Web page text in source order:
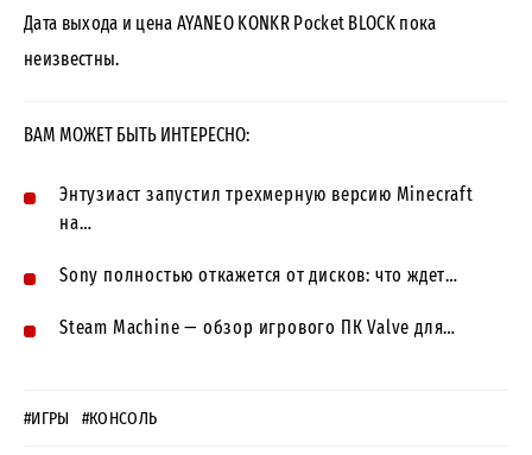
Дата выхода и цена AYANEO KONKR Pocket BLOCK пока
неизвестны.
ВАМ МОЖЕТ БЫТЬ ИНТЕРЕСНО:
Энтузиаст запустил трехмерную версию Minecraft
на…
Sony полностью откажется от дисков: что ждет…
Steam Machine — обзор игрового ПК Valve для…
#ИГРЫ #КОНСОЛЬ